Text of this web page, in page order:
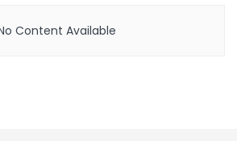
Content Available